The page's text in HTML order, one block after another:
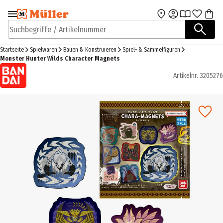
Zur Navigation
springen
Zum Hauptinhalt
Suchbegriffe / Artikelnummer
Startseite Spielwaren Bauen & Konstruieren
Spiel- & Sammelfiguren
Monster Hunter Wilds Character Magnets
Artikelnr. 3205276